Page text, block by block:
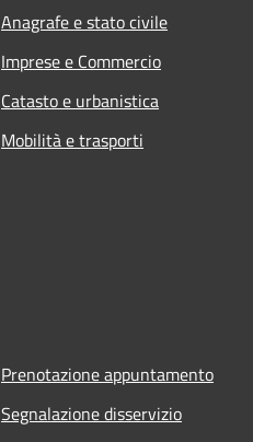
Anagrafe e stato civile
Imprese e Commercio
Catasto e urbanistica
Mobilità e trasporti
Prenotazione appuntamento
Segnalazione disservizio